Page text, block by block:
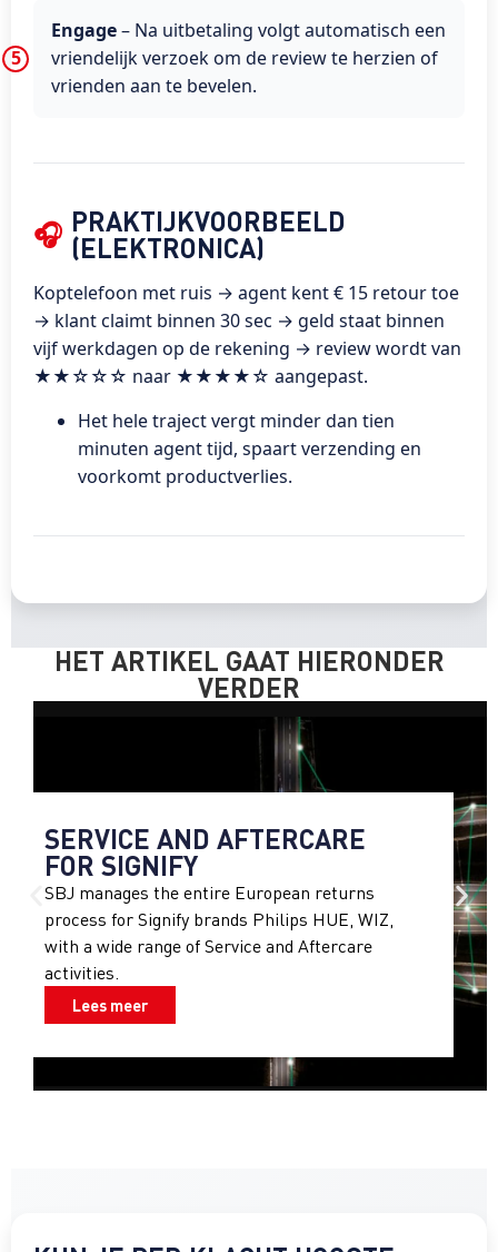
Engage– Na uitbetaling volgt automatisch een
vriendelijk verzoek om de review te herzien of
vrienden aan te bevelen.
🎧 PRAKTIJKVOORBEELD
(ELEKTRONICA)
Koptelefoon met ruis → agent kent € 15 retour toe
→ klant claimt binnen 30 sec → geld staat binnen
vijf werkdagen op de rekening → review wordt van
★★☆☆☆ naar ★★★★☆ aangepast.
Het hele traject vergt minder dan tien
minuten agent tijd, spaart verzending en
voorkomt productverlies.
HET ARTIKEL GAAT HIERONDER
VERDER
SERVICE AND AFTERCARE
FOR SIGNIFY
SBJ manages the entire European returns
process for Signify brands Philips HUE, WIZ,
with a wide range of Service and Aftercare
activities.
Lees meer